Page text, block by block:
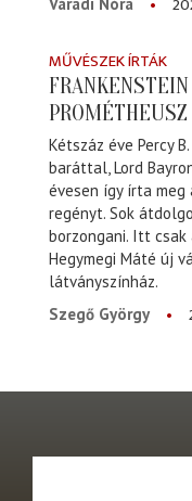
MŰVÉSZEK ÍRTÁK
PROMÉTHEUSZ
Kétszáz éve Percy
baráttal, Lord
évesen így írta meg
regényt. Sok
borzongani. Itt csak
Hegymegi Máté új
látványszínház.
Szegő György